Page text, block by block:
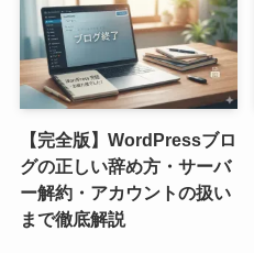
【完全版】WordPressブロ
グの正しい辞め方・サーバ
ー解約・アカウントの扱い
まで徹底解説